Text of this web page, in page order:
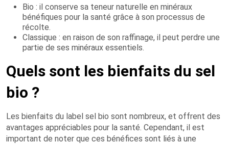
Bio : il conserve sa teneur naturelle en minéraux
bénéfiques pour la santé grâce à son processus de
récolte.
Classique : en raison de son raffinage, il peut perdre une
partie de ses minéraux essentiels.
Quels sont les bienfaits du sel
bio ?
Les bienfaits du label sel bio sont nombreux, et offrent des
avantages appréciables pour la santé. Cependant, il est
important de noter que ces bénéfices sont liés à une